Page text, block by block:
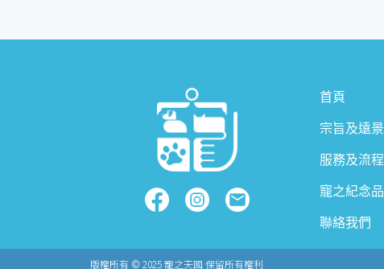
首頁
宗旨及遠景
服務及流程
寵之紀念品
聯絡我們
版權所有 © 2025寵之天國 保留所有權利